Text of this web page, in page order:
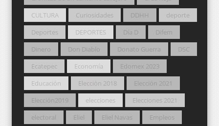
CULTURA
Curiosidades DDHH
deporte
Deportes
DEPORTES Día D
Difem
Dinero
Don Diablo Donato Guerra
DSC
Ecatepec
Economía
Edomex 2023
Educación
Elección 2018
Elección 2021
Elección2019
elecciones
Elecciones 2021
electoral
Eliel Eliel Navas
Empleos